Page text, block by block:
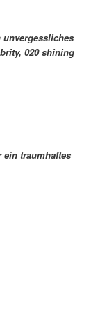
020 shining
ein traumhaftes